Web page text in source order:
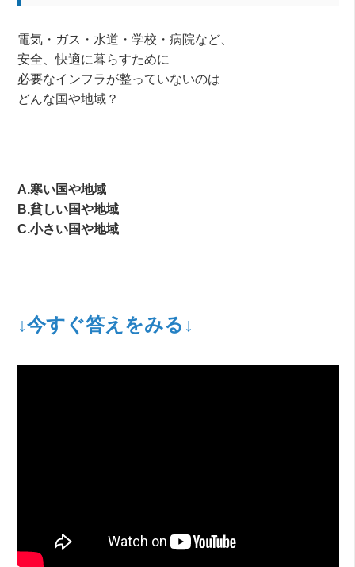
電気・ガス・水道・学校・病院など、
安全、快適に暮らすために
必要なインフラが整っていないのは
どんな国や地域？
A.寒い国や地域
B.貧しい国や地域
C.小さい国や地域
↓今すぐ答えをみる↓